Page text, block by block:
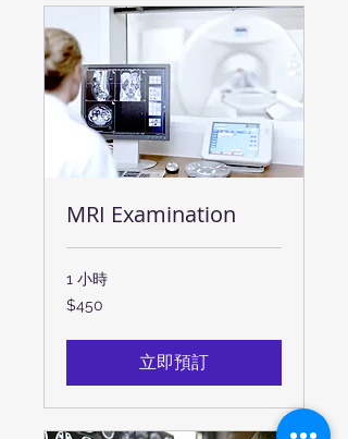
MRI Examination
1 小時
450
新
幣
$450
立即預訂